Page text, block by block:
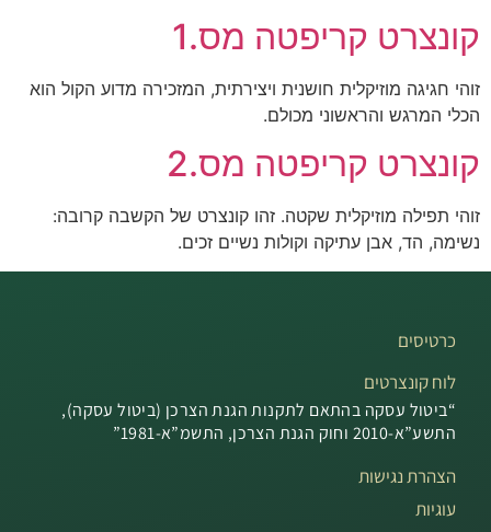
קונצרט קריפטה מס.1
זוהי חגיגה מוזיקלית חושנית ויצירתית, המזכירה מדוע הקול הוא
הכלי המרגש והראשוני מכולם.
קונצרט קריפטה מס.2
זוהי תפילה מוזיקלית שקטה. זהו קונצרט של הקשבה קרובה:
נשימה, הד, אבן עתיקה וקולות נשיים זכים.
כרטיסים
לוח קונצרטים
“ביטול עסקה בהתאם לתקנות הגנת הצרכן (ביטול עסקה),
התשע”א-2010 וחוק הגנת הצרכן, התשמ”א-1981”
הצהרת נגישות
עוגיות